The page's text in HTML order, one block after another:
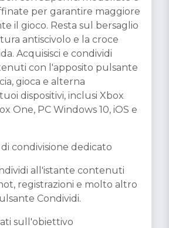
per garantire maggiore
il gioco. Resta sul bersaglio
antiscivolo e la croce
Acquisisci e condividi
con l'apposito pulsante
gioca e alterna
dispositivi, inclusi Xbox
One, PC Windows 10, iOS e
condivisione dedicato
all'istante contenuti
registrazioni e molto altro
Condividi.
sull'obiettivo